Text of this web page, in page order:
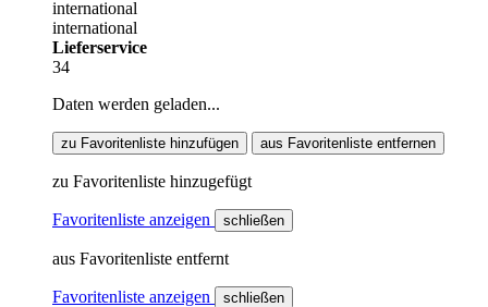
international
international
Lieferservice
34
Daten werden geladen...
zu Favoritenliste hinzufügen aus Favoritenliste entfernen
zu Favoritenliste hinzugefügt
Favoritenliste anzeigen schließen
aus Favoritenliste entfernt
Favoritenliste anzeigen schließen